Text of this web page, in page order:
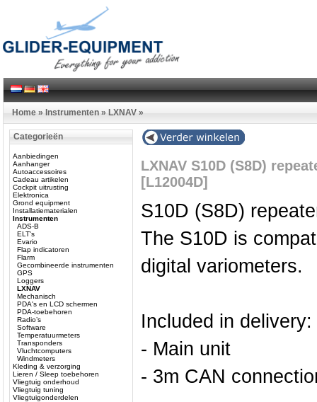
Home » Instrumenten » LXNAV »
Categorieën
Aanbiedingen
Aanhanger
Autoaccessoires
Cadeau artikelen
Cockpit uitrusting
Elektronica
Grond equipment
Installatiematerialen
Instrumenten
ADS-B
ELT's
Evario
Flap indicatoren
Flarm
Gecombineerde instrumenten
GPS
Loggers
LXNAV
Mechanisch
PDA's en LCD schermen
PDA-toebehoren
Radio’s
Software
Temperatuurmeters
Transponders
Vluchtcomputers
Windmeters
Kleding & verzorging
Lieren / Sleep toebehoren
Vliegtuig onderhoud
Vliegtuig tuning
Vliegtuigonderdelen
LXNAV S10D (S8D)
[L12004D]
S10D (S8D)
The S10D is
digital variometers.
Included in delivery:
- Main unit
- 3m CAN